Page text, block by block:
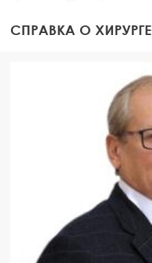
СПРАВКА О ХИРУРГЕ